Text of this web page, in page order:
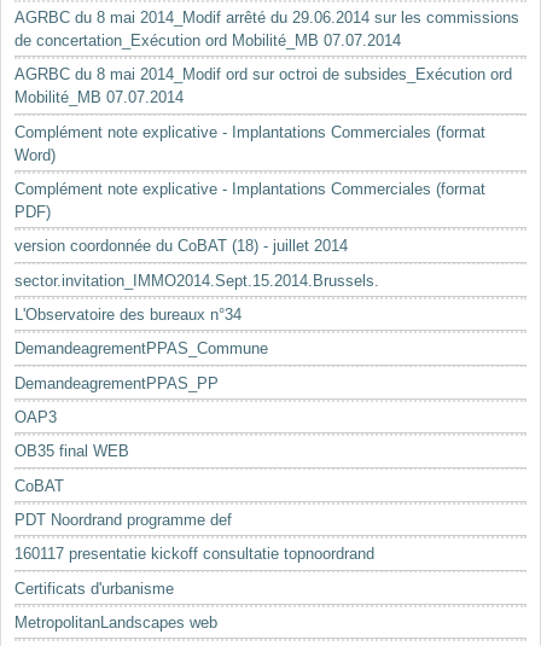
AGRBC du 8 mai 2014_Modif arrêté du 29.06.2014 sur les commissions
de concertation_Exécution ord Mobilité_MB 07.07.2014
AGRBC du 8 mai 2014_Modif ord sur octroi de subsides_Exécution ord
Mobilité_MB 07.07.2014
Complément note explicative - Implantations Commerciales (format
Word)
Complément note explicative - Implantations Commerciales (format
PDF)
version coordonnée du CoBAT (18) - juillet 2014
sector.invitation_IMMO2014.Sept.15.2014.Brussels.
L'Observatoire des bureaux n°34
DemandeagrementPPAS_Commune
DemandeagrementPPAS_PP
OAP3
OB35 final WEB
CoBAT
PDT Noordrand programme def
160117 presentatie kickoff consultatie topnoordrand
Certificats d'urbanisme
MetropolitanLandscapes web